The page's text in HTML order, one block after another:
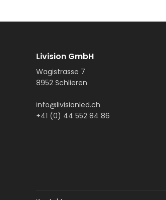
Livision GmbH
Wagistrasse 7
8952 Schlieren
info@livisionled.ch
+41 (0) 44 552 84 86